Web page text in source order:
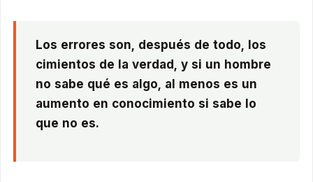
Los errores son, después de todo, los
cimientos de la verdad, y si un hombre
no sabe qué es algo, al menos es un
aumento en conocimiento si sabe lo
que no es.